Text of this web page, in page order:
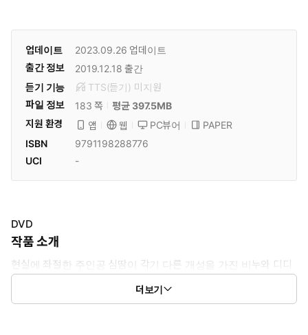
업데이트 2023.09.26 업데이트
출간 정보
2019.12.18 출간
듣기 기능
TTS(듣기) 미 지원
파일 정보
183 쪽
평균 397.5MB
지원 환경
앱 웹 PC뷰어
PAPER
ISBN
9791198288776
UCI
-
DVD
작품 소개
현실에 좌절한 주인공 심땀이 각기 다른 개성을 가진 비누와 디디
를 만나면서
환상과 현실을 넘나드는 꿈 같은 이야기가 펼쳐진다.
더보기